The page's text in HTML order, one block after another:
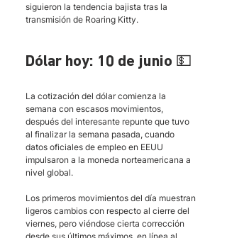
siguieron la tendencia bajista tras la
transmisión de Roaring Kitty.
Dólar hoy: 10 de junio 💵
La cotización del dólar comienza la
semana con escasos movimientos,
después del interesante repunte que tuvo
al finalizar la semana pasada, cuando
datos oficiales de empleo en EEUU
impulsaron a la moneda norteamericana a
nivel global.
Los primeros movimientos del día muestran
ligeros cambios con respecto al cierre del
viernes, pero viéndose cierta corrección